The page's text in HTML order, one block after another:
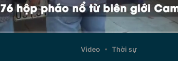
Video Thời sự